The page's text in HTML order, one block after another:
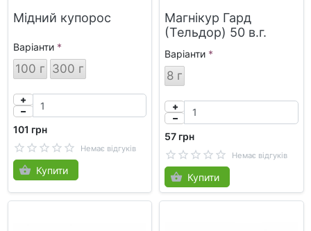
Мідний купорос
Варіанти
100 г 300 г
101 грн
Немає відгуків
Купити
Магнікур Гард
(Тельдор) 50 в.г.
Варіанти
8 г
57 грн
Немає відгуків
Купити